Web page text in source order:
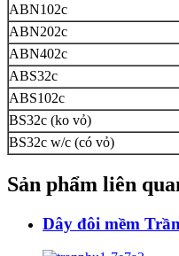
ABN102c
ABN202c
ABN402c
ABS32c
ABS102c
BS32c (ko vỏ)
BS32c w/c (có vỏ)
Sản phẩm liên
Dây đôi mềm